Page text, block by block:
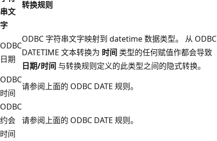
串文
字
转换规则
ODBC
日期
ODBC 字符串文字映射到 datetime 数据类型。 从 ODBC
DATETIME 文本转换为 时间 类型的任何赋值作都会导致
日期/时间 与转换规则定义的此类型之间的隐式转换。
ODBC
时间
请参阅上面的 ODBC DATE 规则。
ODBC
约会
时间
请参阅上面的 ODBC DATE 规则。